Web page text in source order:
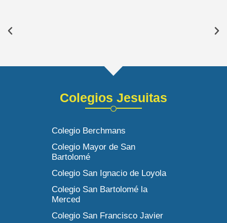
Colegios Jesuitas
Colegio Berchmans
Colegio Mayor de San
Bartolomé
Colegio San Ignacio de Loyola
Colegio San Bartolomé la
Merced
Colegio San Francisco Javier